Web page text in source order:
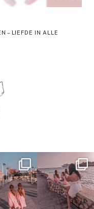
– LIEFDE IN ALLE